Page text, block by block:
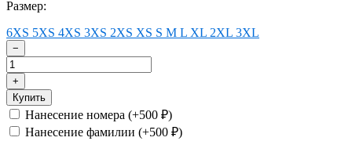
Размер:
6XS 5XS 4XS 3XS 2XS XS S M L XL 2XL 3XL
−
+
Купить
Нанесение номера (+500 ₽)
Нанесение фамилии (+500 ₽)